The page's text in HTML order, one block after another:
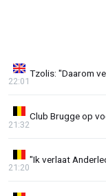
Tzolis: "Daarom
22:01
Club Brugge op
21:32
"Ik verlaat
21:20